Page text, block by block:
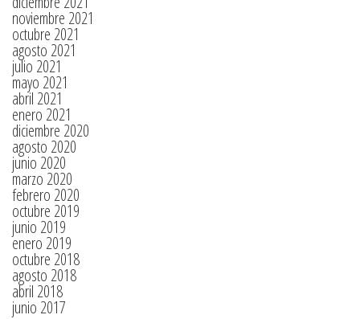
noviembre 2021
octubre 2021
agosto 2021
julio 2021
mayo 2021
abril 2021
enero 2021
diciembre 2020
agosto 2020
junio 2020
marzo 2020
febrero 2020
octubre 2019
junio 2019
enero 2019
octubre 2018
agosto 2018
abril 2018
junio 2017